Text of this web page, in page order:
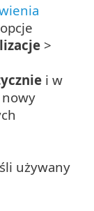
>
i w
używany